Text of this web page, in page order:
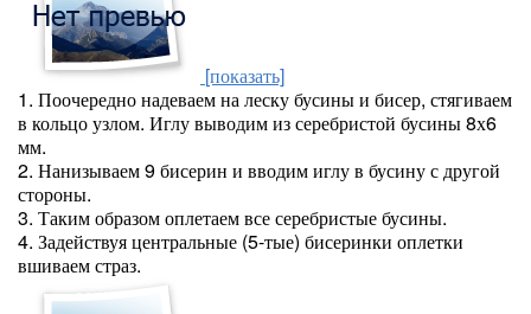
[показать]
1. Поочередно надеваем на леску бусины и бисер, стягиваем
в кольцо узлом. Иглу выводим из серебристой бусины 8х6
мм.
2. Нанизываем 9 бисерин и вводим иглу в бусину с другой
стороны.
3. Таким образом оплетаем все серебристые бусины.
4. Задействуя центральные (5-тые) бисеринки оплетки
вшиваем страз.